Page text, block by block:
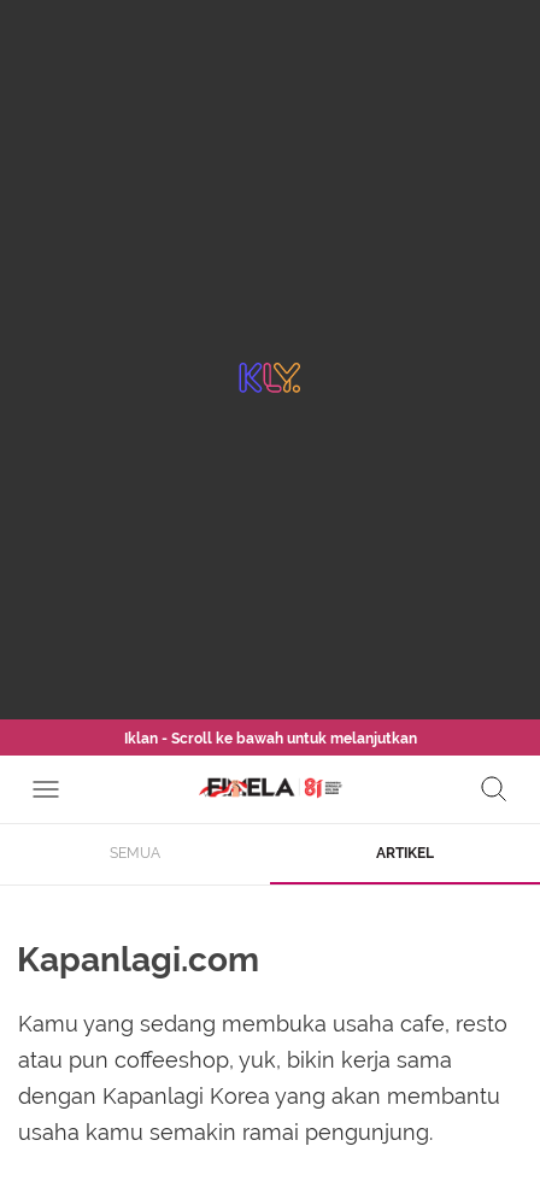
Iklan - Scroll ke bawah untuk melanjutkan
SEMUA ARTIKEL
Kapanlagi.com
Kamu yang sedang membuka usaha cafe, resto
atau pun coffeeshop, yuk, bikin kerja sama
dengan Kapanlagi Korea yang akan membantu
usaha kamu semakin ramai pengunjung.